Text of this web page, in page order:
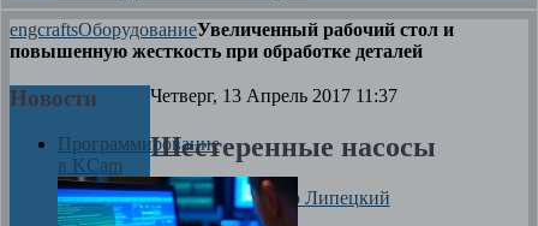
engcraftsОборудованиеУвеличенный рабочий стол и
повышенную жесткость при обработке деталей
Четверг, 13 Апрель 2017 11:37
Шестеренные насосы
АвторАлександр Липецкий
Новости
Программирование
в KCam